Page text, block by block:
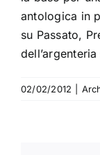
antologica in
su Passato,
02/02/2012